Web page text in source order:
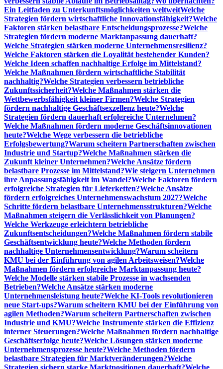
Ein Leitfaden zu Unterkunftsmöglichkeiten weltweitWelche
Strategien fördern wirtschaftliche Innovationsfähigkeit?Welche
Faktoren stärken belastbare Entscheidungsprozesse?Welche
Strategien fördern moderne Marktanpassung dauerhaft?
Welche Strategien stärken moderne Unternehmensresilienz?
Welche Faktoren stärken die Loyalität bestehender Kunden?
Welche Ideen schaffen nachhaltige Erfolge im Mittelstand?
Welche Maßnahmen fördern wirtschaftliche Stabilität
nachhaltig?Welche Strategien verbessern betriebliche
Zukunftssicherheit?Welche Maßnahmen stärken die
Wettbewerbsfähigkeit kleiner Firmen?Welche Strategien
fördern nachhaltige Geschäftsexzellenz heute?Welche
Strategien fördern dauerhaft erfolgreiche Unternehmen?
Welche Maßnahmen fördern moderne Geschäftsinnovationen
heute?Welche Wege verbessern die betriebliche
Erfolgsbewertung?Warum scheitern Partnerschaften zwischen
Industrie und Startup?Welche Maßnahmen stärken die
Zukunft kleiner Unternehmen?Welche Ansätze fördern
belastbare Prozesse im Mittelstand?Wie steigern Unternehmen
ihre Anpassungsfähigkeit im Wandel?Welche Faktoren fördern
erfolgreiche Strategien für Lieferketten?Welche Ansätze
fördern erfolgreiches Unternehmenswachstum 2027?Welche
Schritte fördern belastbare Unternehmensstrukturen?Welche
Maßnahmen steigern die Verlässlichkeit von Planungen?
Welche Werkzeuge erleichtern betriebliche
Zukunftsentscheidungen?Welche Maßnahmen fördern stabile
Geschäftsentwicklung heute?Welche Methoden fördern
nachhaltige Unternehmensentwicklung?Warum scheitern
KMU bei der Einführung von agilen Arbeitsweisen?Welche
Maßnahmen fördern erfolgreiche Marktanpassung heute?
Welche Modelle stärken stabile Prozesse in wachsenden
Betrieben?Welche Ansätze stärken moderne
Unternehmensleistung heute?Welche KI-Tools revolutionieren
neue Start-ups?Warum scheitern KMU bei der Einführung von
agilen Methoden?Warum scheitern Partnerschaften zwischen
Industrie und KMU?Welche Instrumente stärken die Effizienz
interner Steuerungen?Welche Maßnahmen fördern nachhaltige
Geschäftserfolge heute?Welche Lösungen stärken moderne
Unternehmensprozesse heute?Welche Methoden fördern
belastbare Strategien für Marktveränderungen?Welche
Strategien sichern starke Marktpositionen dauerhaft?Welche